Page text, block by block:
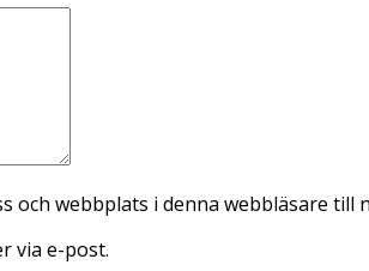
och webbplats i denna webbläsare till
via e-post.